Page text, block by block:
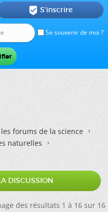
Se souvenir de moi ?
 S'inscrire
forums de la science
naturelles
DISCUSSION
des résultats 1 à 16 sur 16